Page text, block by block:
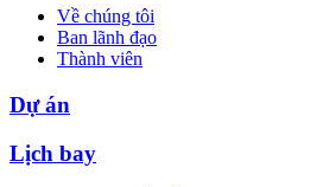
Về chúng tôi
Ban lãnh đạo
Thành viên
Dự án
Lịch bay